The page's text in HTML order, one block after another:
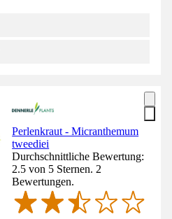
Perlenkraut - Micranthemum
tweediei
Durchschnittliche Bewertung:
2.5 von 5 Sternen. 2
Bewertungen.